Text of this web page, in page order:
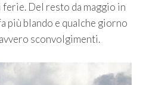
Del resto da maggio in
più blando e qualche giorno
sconvolgimenti.